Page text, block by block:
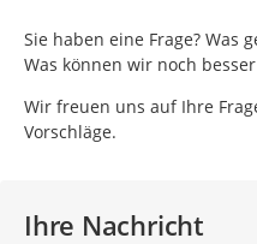
Sie haben eine Frage? Was
Was können wir noch
Wir freuen uns auf Ihre
Vorschläge.
Ihre Nachricht